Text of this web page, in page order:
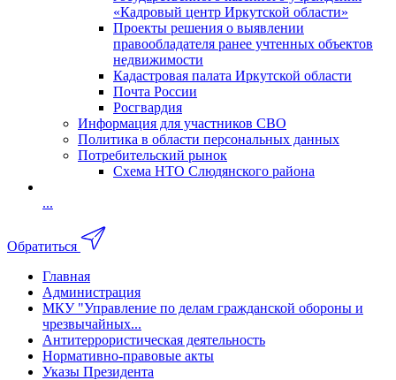
«Кадровый центр Иркутской области»
Проекты решения о выявлении
правообладателя ранее учтенных объектов
недвижимости
Кадастровая палата Иркутской области
Почта России
Росгвардия
Информация для участников СВО
Политика в области персональных данных
Потребительский рынок
Схема НТО Слюдянского района
...
Обратиться
Главная
Администрация
МКУ "Управление по делам гражданской обороны и
чрезвычайных...
Антитеррористическая деятельность
Нормативно-правовые акты
Указы Президента